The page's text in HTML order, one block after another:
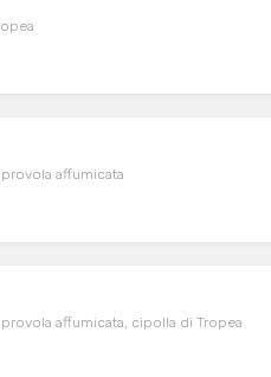
affumicata
affumicata, cipolla di Tropea